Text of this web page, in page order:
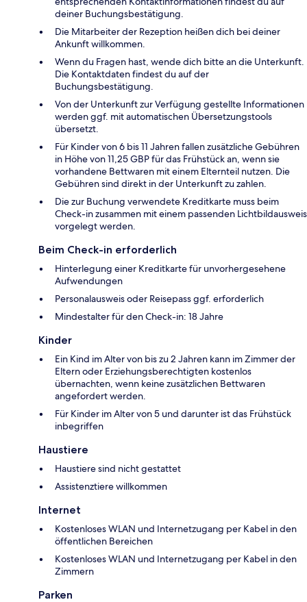
deiner Buchungsbestätigung.
Die Mitarbeiter der Rezeption heißen dich bei deiner
Ankunft willkommen.
Wenn du Fragen hast, wende dich bitte an die Unterkunft.
Die Kontaktdaten findest du auf der
Buchungsbestätigung.
Von der Unterkunft zur Verfügung gestellte Informationen
werden ggf. mit automatischen Übersetzungstools
übersetzt.
Für Kinder von 6 bis 11 Jahren fallen zusätzliche Gebühren
in Höhe von 11,25 GBP für das Frühstück an, wenn sie
vorhandene Bettwaren mit einem Elternteil nutzen. Die
Gebühren sind direkt in der Unterkunft zu zahlen.
Die zur Buchung verwendete Kreditkarte muss beim
Check-in zusammen mit einem passenden Lichtbildausweis
vorgelegt werden.
Beim Check-in erforderlich
Hinterlegung einer Kreditkarte für unvorhergesehene
Aufwendungen
Personalausweis oder Reisepass ggf. erforderlich
Mindestalter für den Check-in: 18 Jahre
Kinder
Ein Kind im Alter von bis zu 2 Jahren kann im Zimmer der
Eltern oder Erziehungsberechtigten kostenlos
übernachten, wenn keine zusätzlichen Bettwaren
angefordert werden.
Für Kinder im Alter von 5 und darunter ist das Frühstück
inbegriffen
Haustiere
Haustiere sind nicht gestattet
Assistenztiere willkommen
Internet
Kostenloses WLAN und Internetzugang per Kabel in den
öffentlichen Bereichen
Kostenloses WLAN und Internetzugang per Kabel in den
Zimmern
Parken